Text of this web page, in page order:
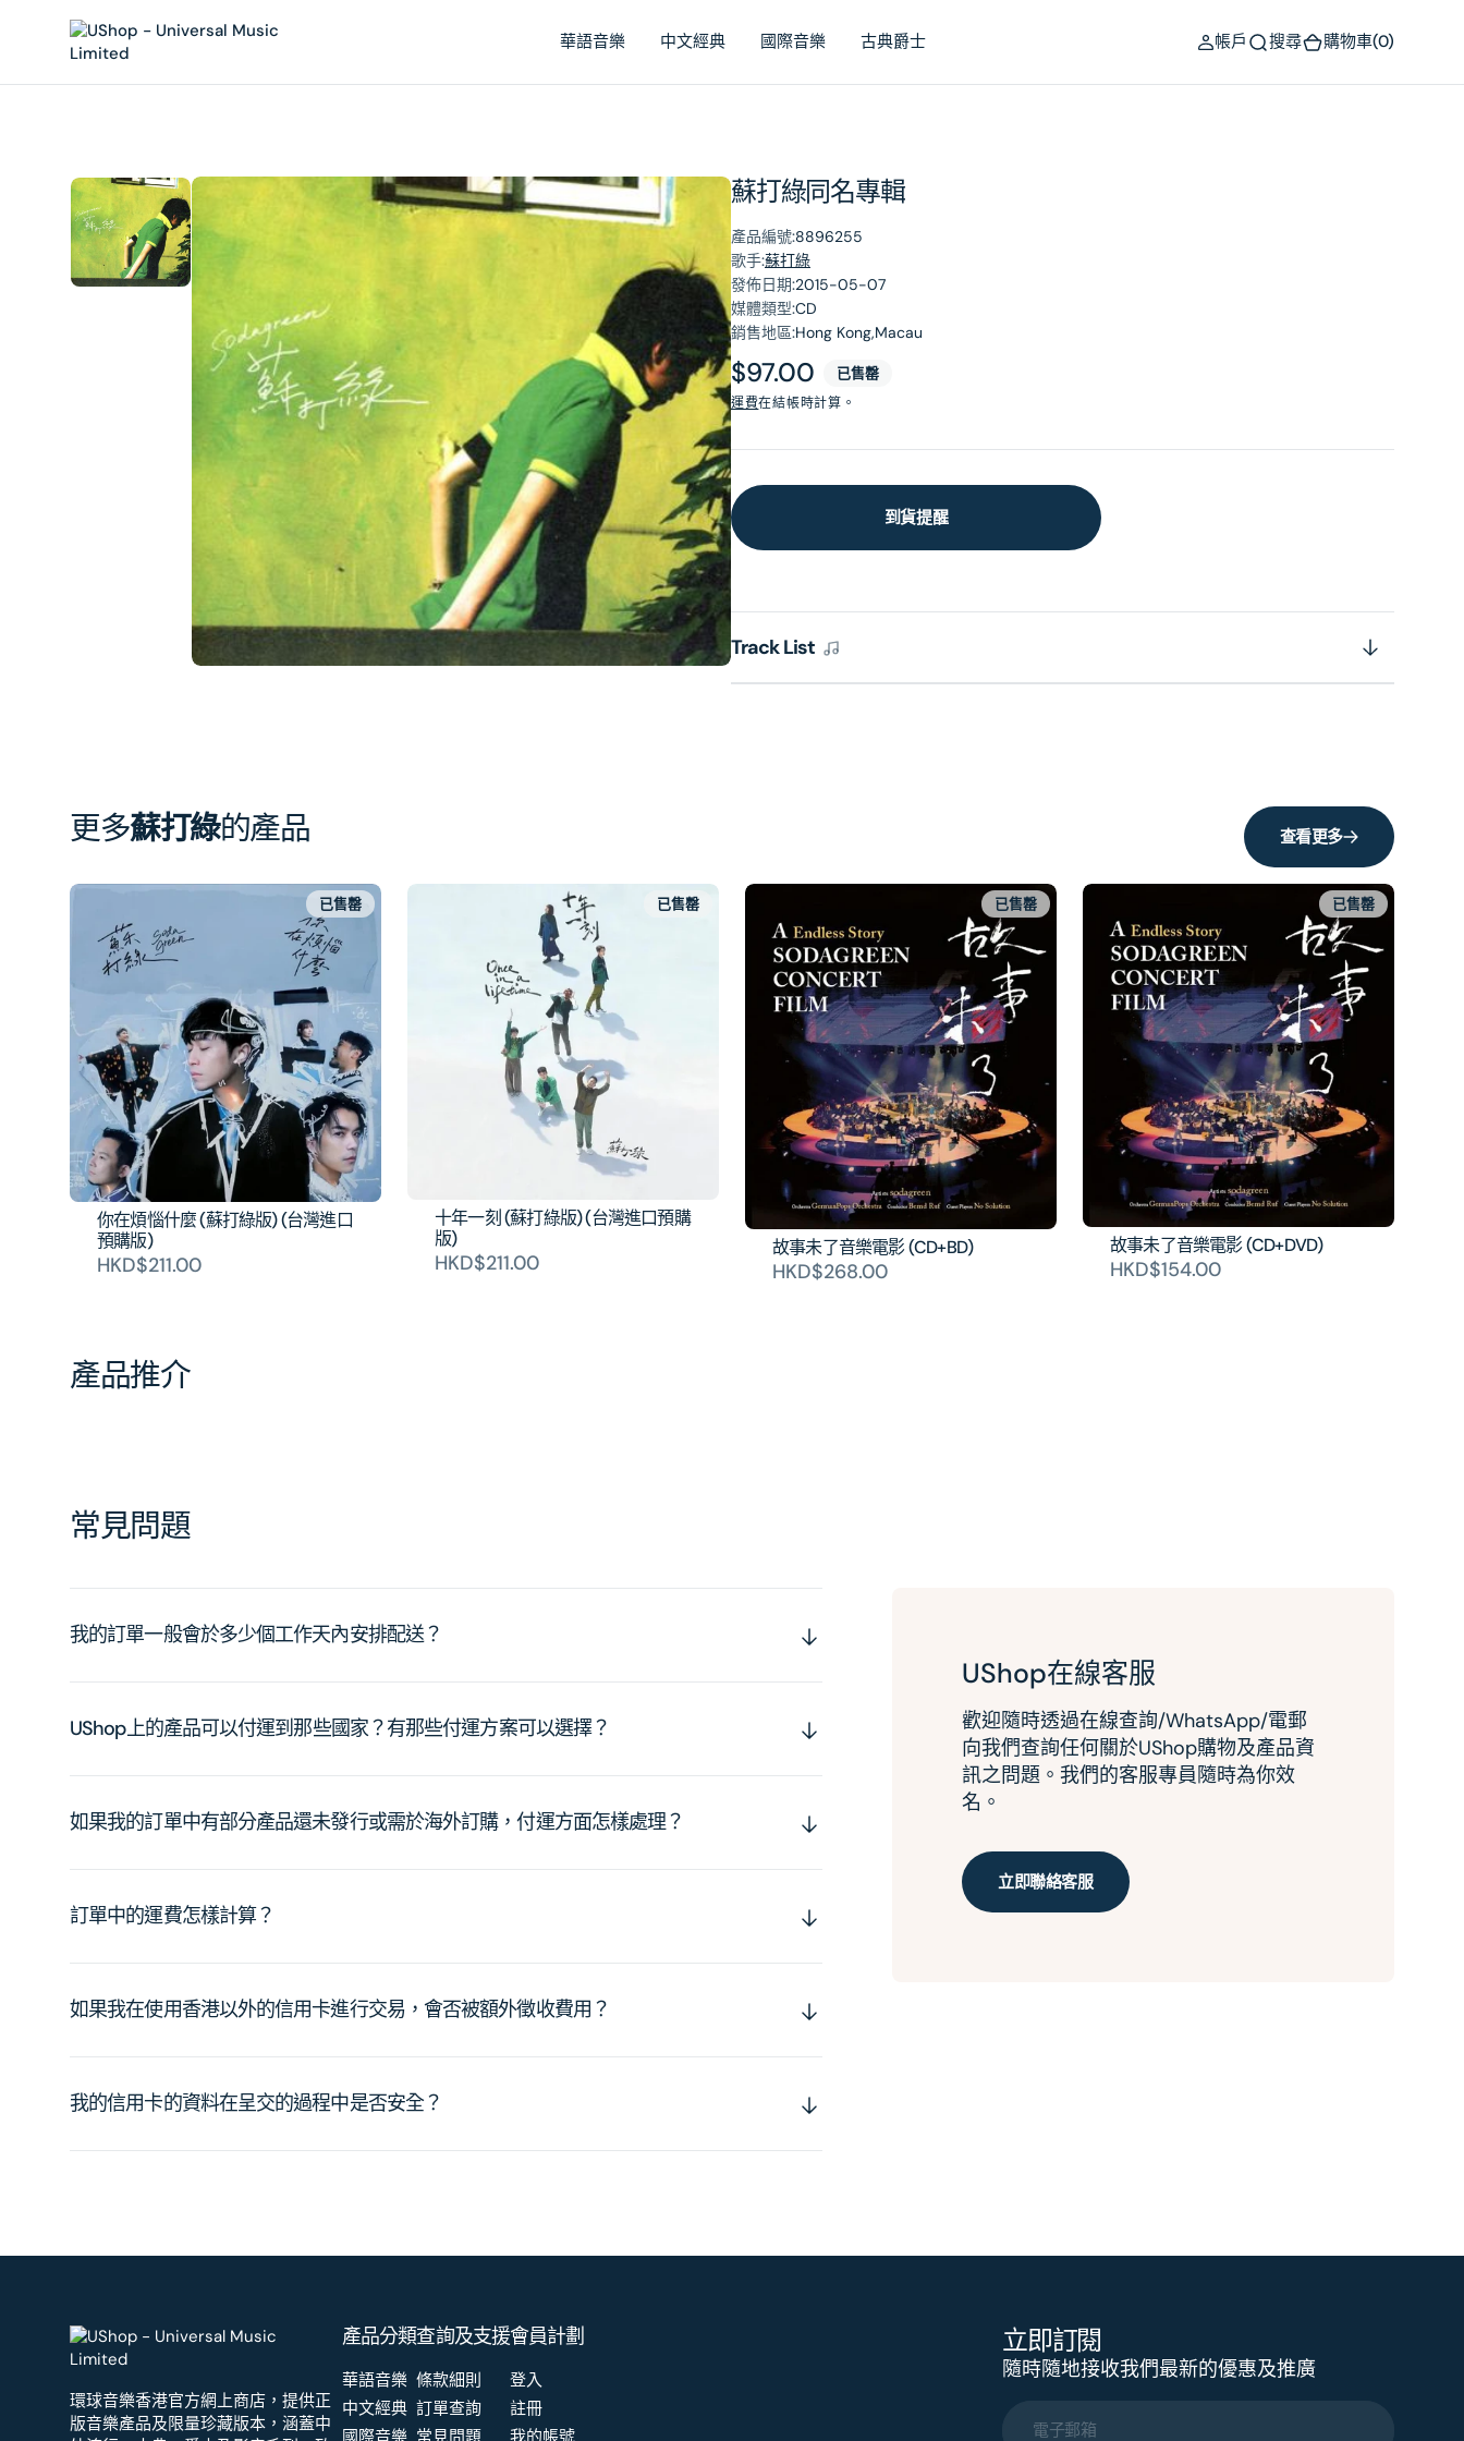
華語音樂 中文經典 國際音樂 古典爵士 帳戶 搜尋 購物車(0)
蘇打綠同名專輯
產品編號:8896255
歌手:蘇打綠
發佈日期:2015-05-07
媒體類型:CD
銷售地區:Hong Kong,Macau
原
價
$97.00 已售罄
運費在結帳時計算。
到貨提醒
Track List
在
相
簿
開
啟
第
1
張
更多蘇打綠的產品 查看更多
你在煩惱什麼 (蘇打綠版) (台灣進口
預購版)
HKD$211.00
已售罄
十年一刻 (蘇打綠版) (台灣進口預購
版)
HKD$211.00
已售罄
故事未了音樂電影 (CD+BD)
HKD$268.00
已售罄
故事未了音樂電影 (CD+DVD)
HKD$154.00
已售罄
產品推介
常見問題
我的訂單一般會於多少個工作天內安排配送？
UShop上的產品可以付運到那些國家？有那些付運方案可以選擇？
如果我的訂單中有部分產品還未發行或需於海外訂購，付運方面怎樣處理？
訂單中的運費怎樣計算？
如果我在使用香港以外的信用卡進行交易，會否被額外徵收費用？
我的信用卡的資料在呈交的過程中是否安全？
UShop在線客服
歡迎隨時透過在線查詢/WhatsApp/電郵
向我們查詢任何關於UShop購物及產品資
訊之問題。我們的客服專員隨時為你效
名。
立即聯絡客服
環球音樂香港官方網上商店，提供正
版音樂產品及限量珍藏版本，涵蓋中
產品分類
華語音樂
中文經典
國際音樂
查詢及支援
條款細則
訂單查詢
常見問題
會員計劃
登入
註冊
我的帳號
立即訂閱
隨時隨地接收我們最新的優惠及推廣
電子郵箱